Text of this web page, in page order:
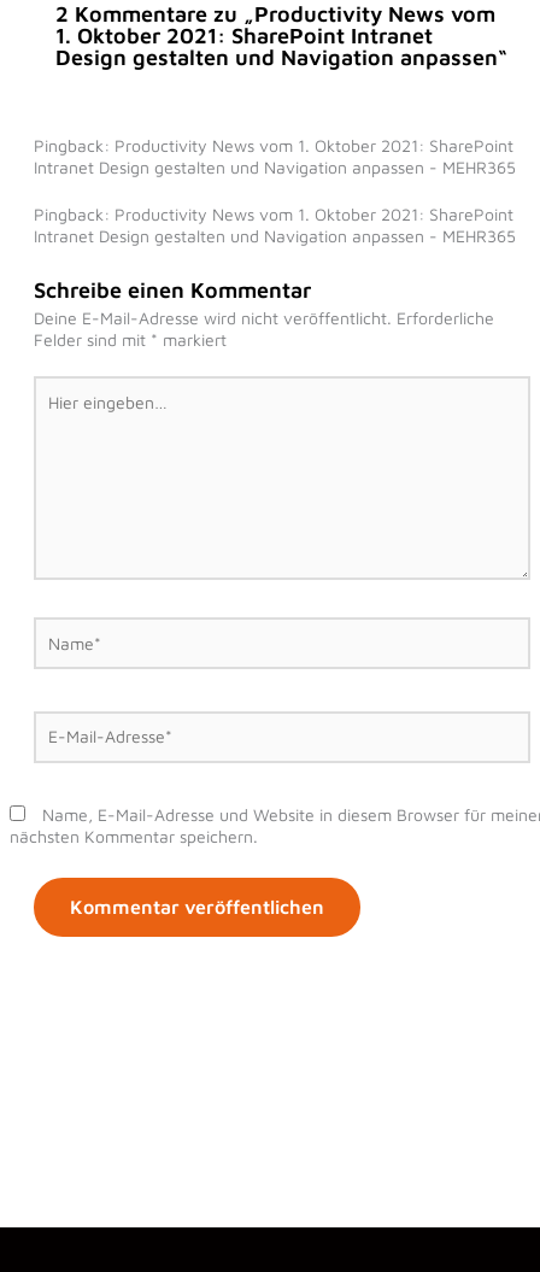
2 Kommentare zu „Productivity News vom
1. Oktober 2021: SharePoint Intranet
Design gestalten und Navigation anpassen“
Pingback: Productivity News vom 1. Oktober 2021: SharePoint
Intranet Design gestalten und Navigation anpassen - MEHR365
Pingback: Productivity News vom 1. Oktober 2021: SharePoint
Intranet Design gestalten und Navigation anpassen - MEHR365
Schreibe einen Kommentar
Deine E-Mail-Adresse wird nicht veröffentlicht. Erforderliche
Felder sind mit * markiert
Hier
eingeben…
Name*
E-
Mail-
Adresse*
Name, E-Mail-Adresse und Website in diesem Browser für
nächsten Kommentar speichern.